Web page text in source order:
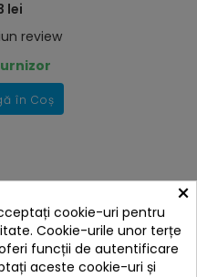
lei
review
în Coș
×
cookie-uri pentru
Cookie-urile unor terțe
funcții de autentificare
aceste cookie-uri și